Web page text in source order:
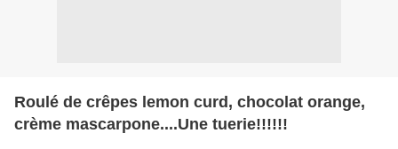
Roulé de crêpes lemon curd, chocolat orange,
crème mascarpone....Une tuerie!!!!!!